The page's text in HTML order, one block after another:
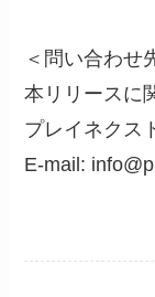
＜問い合わせ
本リリースに
プレイネクス
E-mail: